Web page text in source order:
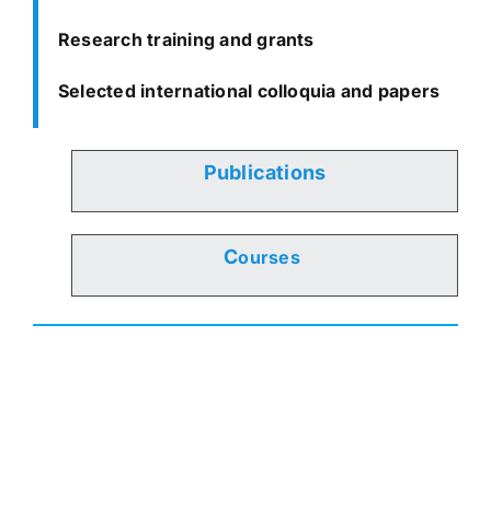
Research training and grants
Selected international colloquia and papers
Publications
Courses